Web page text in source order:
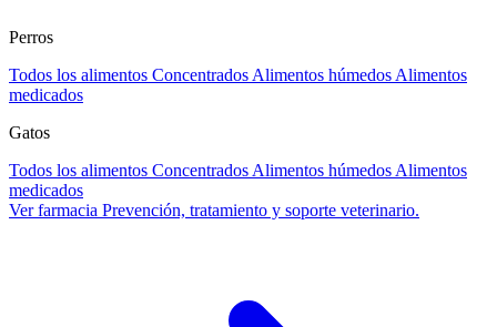
Perros
Todos los alimentos Concentrados Alimentos húmedos Alimentos
medicados
Gatos
Todos los alimentos Concentrados Alimentos húmedos Alimentos
medicados
Ver farmacia Prevención, tratamiento y soporte veterinario.